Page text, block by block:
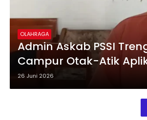
OLAHRAGA
Admin Askab PSSI
Campur Otak-Atik
26 Juni 2026